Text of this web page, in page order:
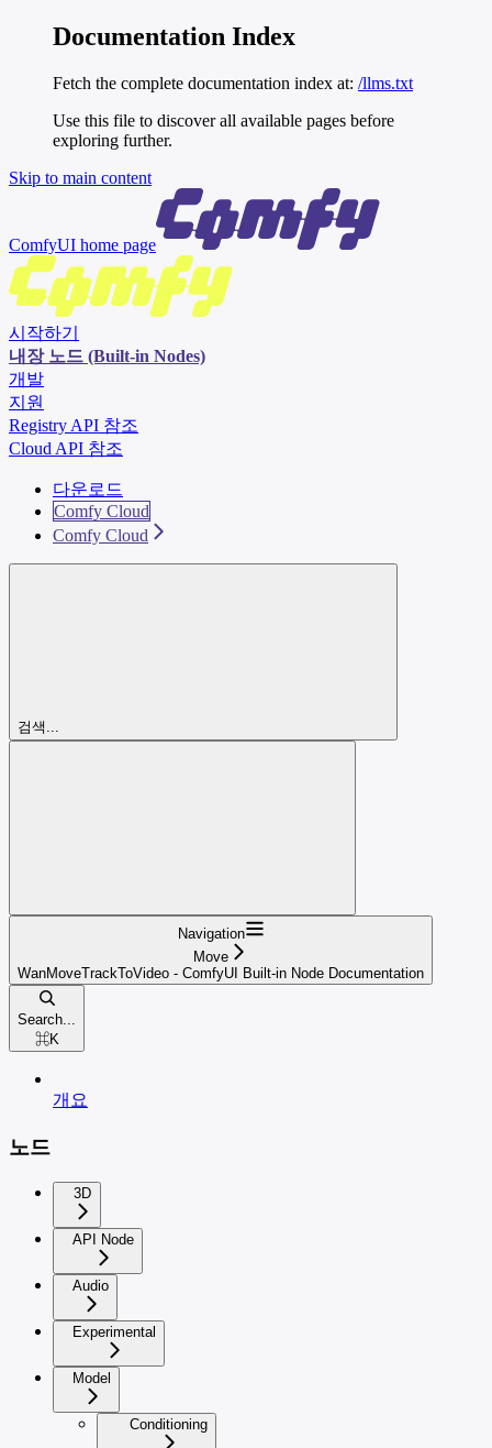
Documentation Index
Fetch the complete documentation index at: /llms.txt
Use this file to discover all available pages before
exploring further.
Skip to main content
ComfyUI home page
시작하기
내장 노드 (Built-in Nodes)
개발
지원
Registry API 참조
Cloud API 참조
다운로드
Comfy Cloud
Comfy Cloud
검색...
Navigation
Move
WanMoveTrackToVideo - ComfyUI Built-in Node Documentation
Search...
⌘K
개요
노드
3D
API Node
Audio
Experimental
Model
Conditioning